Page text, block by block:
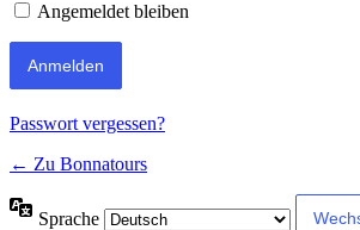
Angemeldet bleiben
Passwort vergessen?
← Zu Bonnatours
Sprache